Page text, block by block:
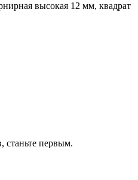
высокая 12 мм, квадрат
станьте первым.